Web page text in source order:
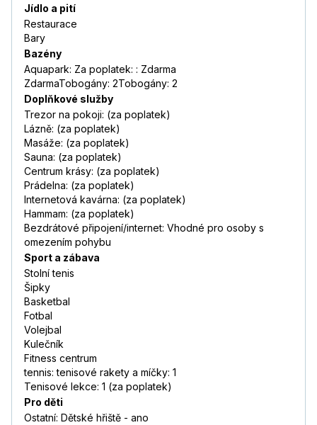
Jídlo a pití
Restaurace
Bary
Bazény
Aquapark: Za poplatek: : Zdarma
ZdarmaTobogány: 2Tobogány: 2
Doplňkové služby
Trezor na pokoji: (za poplatek)
Lázně: (za poplatek)
Masáže: (za poplatek)
Sauna: (za poplatek)
Centrum krásy: (za poplatek)
Prádelna: (za poplatek)
Internetová kavárna: (za poplatek)
Hammam: (za poplatek)
Bezdrátové připojení/internet: Vhodné pro osoby s
omezením pohybu
Sport a zábava
Stolní tenis
Šipky
Basketbal
Fotbal
Volejbal
Kulečník
Fitness centrum
tennis: tenisové rakety a míčky: 1
Tenisové lekce: 1 (za poplatek)
Pro děti
Ostatní: Dětské hřiště - ano